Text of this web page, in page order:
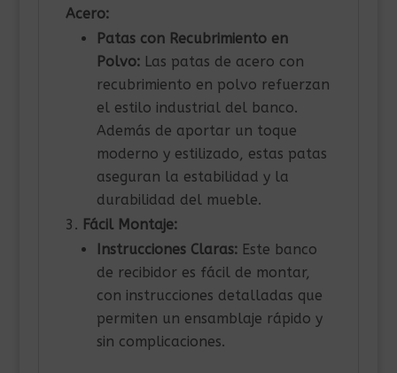
Acero:
Patas con Recubrimiento en
Polvo:Las patas de acero con
recubrimiento en polvo refuerzan
el estilo industrial del banco.
Además de aportar un toque
moderno y estilizado, estas patas
aseguran la estabilidad y la
durabilidad del mueble.
Fácil Montaje:
Instrucciones Claras:Este banco
de recibidor es fácil de montar,
con instrucciones detalladas que
permiten un ensamblaje rápido y
sin complicaciones.